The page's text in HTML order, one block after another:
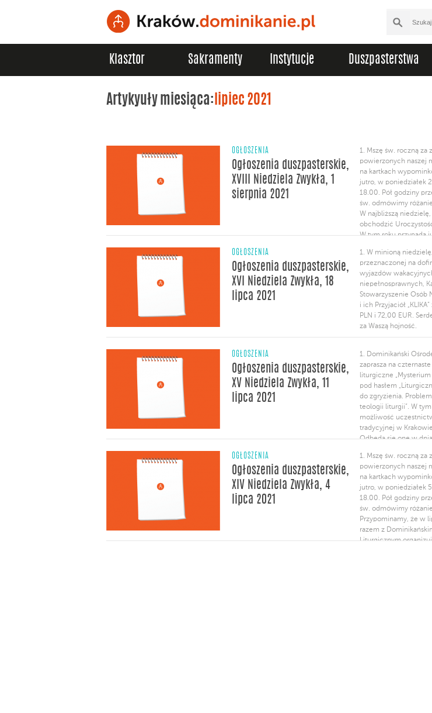
Klasztor Sakramenty Instytucje Duszpasterstwa
Artykyuły miesiąca: lipiec 2021
OGŁOSZENIA
Ogłoszenia duszpasterskie,
XVIII Niedziela Zwykła, 1
sierpnia 2021
1. Mszę św. roczną za
powierzonych naszej
na kartkach
jutro, w poniedziałek
18.00. Pół godziny
św. odmówimy
W najbliższą
obchodzić
W tym roku przypada
W dniach 3-9 sierpnia
Dominikańska
Mimo że tradycyjne
nie może […]
OGŁOSZENIA
Ogłoszenia duszpasterskie,
XVI Niedziela Zwykła, 18
lipca 2021
1. W minioną
przeznaczonej na
wyjazdów
niepełnosprawnych,
Stowarzyszenie Osób
i ich Przyjaciół
PLN i 72,00 EUR.
za Waszą hojność.
OGŁOSZENIA
Ogłoszenia duszpasterskie,
XV Niedziela Zwykła, 11
lipca 2021
1. Dominikański
zaprasza na
liturgiczne „Mysterium
pod hasłem
do zgryzienia.
teologii liturgii”. W
możliwość
tradycyjnej w
Odbędą się one w
na stronie
na plakacie w gablocie.
OGŁOSZENIA
Ogłoszenia duszpasterskie,
XIV Niedziela Zwykła, 4
lipca 2021
1. Mszę św. roczną za
powierzonych naszej
na kartkach
jutro, w poniedziałek
18.00. Pół godziny
św. odmówimy
Przypominamy, że w
razem z
Liturgicznym